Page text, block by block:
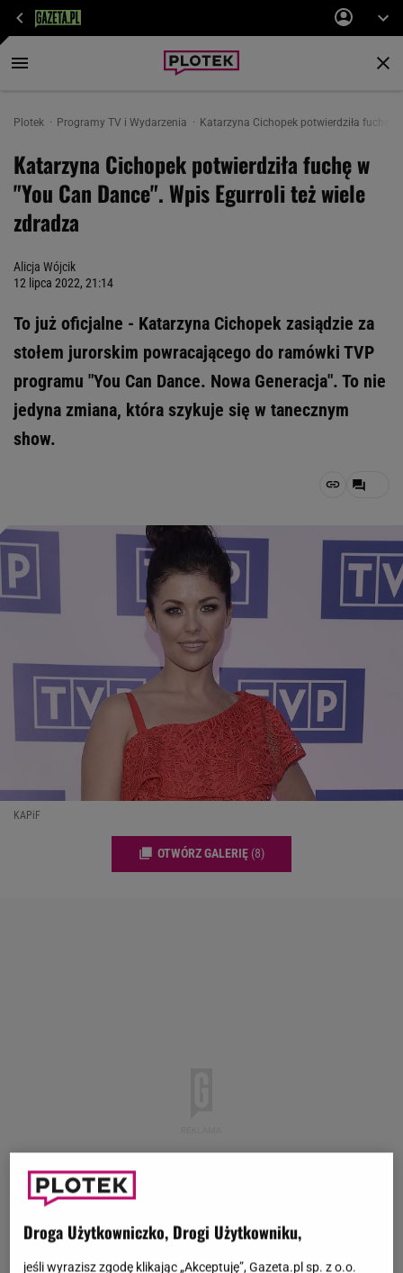
Plotek Programy TV i Wydarzenia Katarzyna Cichopek potwierdziła fuchę
Katarzyna Cichopek potwierdziła fuchę w
"You Can Dance". Wpis Egurroli też wiele
zdradza
Alicja Wójcik
12 lipca 2022, 21:14
To już oficjalne - Katarzyna Cichopek zasiądzie za
stołem jurorskim powracającego do ramówki TVP
programu "You Can Dance. Nowa Generacja". To nie
jedyna zmiana, która szykuje się w tanecznym
show.
KAPiF
OTWÓRZ GALERIĘ (8)
Droga Użytkowniczko, Drogi Użytkowniku,
jeśli wyrazisz zgodę klikając „Akceptuję”, Gazeta.pl sp. z o.o.